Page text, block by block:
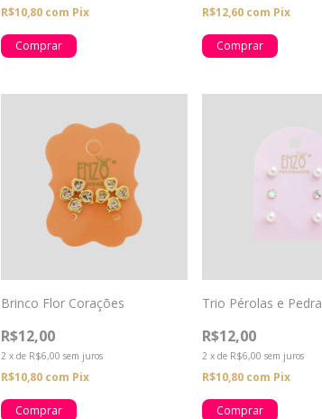
R$10,80 com Pix R$12,60 com Pix
Brinco Flor Corações
R$12,00
2 xde R$6,00 sem juros
R$10,80 com Pix
Trio Pérolas e Pedra
R$12,00
2 x de R$6,00 sem juros
R$10,80 com Pix